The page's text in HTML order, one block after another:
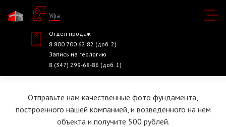
Уфа
Отдел продаж
8 800 700 62 82 (доб. 2)
Запись на геологию
8 (347) 299-68-86 (доб. 1)
Отправьте нам качественные фото фундамента,
построенного нашей компанией, и возведенного на нем
объекта и получите 500 рублей.